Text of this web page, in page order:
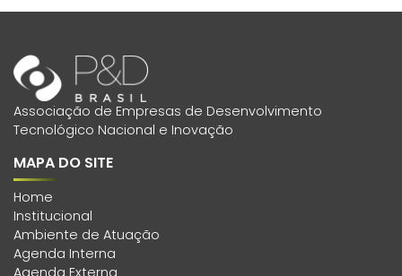
Associação de Empresas de Desenvolvimento
Tecnológico Nacional e Inovação
MAPA DO SITE
Home
Institucional
Ambiente de Atuação
Agenda Interna
Agenda Externa